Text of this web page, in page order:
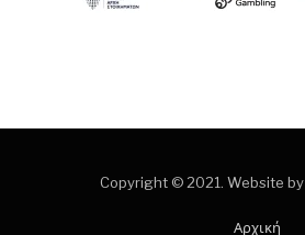
Copyright © 2021. Website by
Αρχική